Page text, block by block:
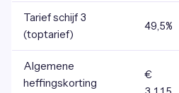
Tarief schijf 3
(toptarief)
49,5%
Algemene
heffingskorting
€